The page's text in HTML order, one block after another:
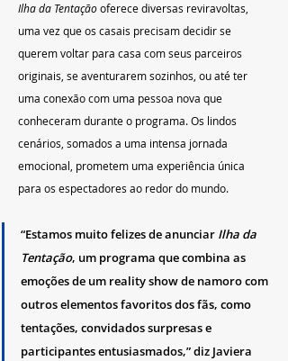
Ilha da Tentação oferece diversas reviravoltas,
uma vez que os casais precisam decidir se
querem voltar para casa com seus parceiros
originais, se aventurarem sozinhos, ou até ter
uma conexão com uma pessoa nova que
conheceram durante o programa. Os lindos
cenários, somados a uma intensa jornada
emocional, prometem uma experiência única
para os espectadores ao redor do mundo.
“Estamos muito felizes de anunciar Ilha da
Tentação, um programa que combina as
emoções de um reality show de namoro com
outros elementos favoritos dos fãs, como
tentações, convidados surpresas e
participantes entusiasmados,” diz Javiera